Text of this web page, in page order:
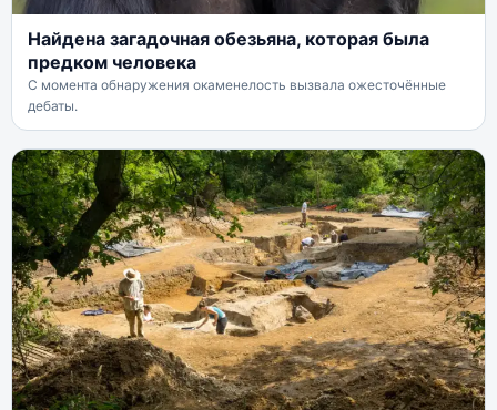
Найдена загадочная обезьяна, которая была
предком человека
С момента обнаружения окаменелость вызвала ожесточённые
дебаты.